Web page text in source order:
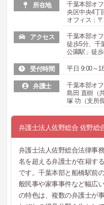
所在地
千葉本部オ
央区中央4丁
オフィス：
アクセス
千葉本部オ
徒歩5分、千
公園駅」徒
受付時間 平日 9:00～
弁護士
千葉本部オ
島田 直樹（
塚 功（支所長
弁護士法人佐野総合 佐野総
弁護士法人佐野総合法律事
名を超える弁護士が在籍す
です。千葉本部と船橋駅前
般民事や家事事件など幅広
の特色は、複数の弁護士が